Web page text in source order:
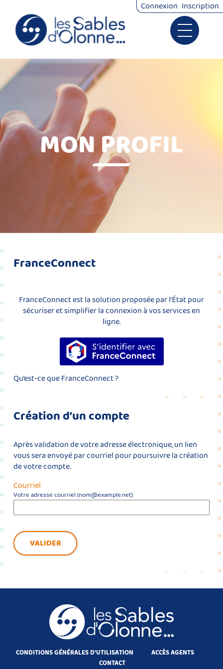
Ouvrir le
Démarches
Connexion Inscription
MON PROFIL
FranceConnect
FranceConnect est la solution proposée par l’État pour
sécuriser et simplifier la connexion à vos services en
ligne.
S’identifier avec FranceConnect
Qu’est-ce que FranceConnect ?
Création d’un compte
Après validation de votre adresse électronique, un lien
vous sera envoyé par courriel pour poursuivre la création
de votre compte.
Courriel
Votre adresse courriel (nom@example.net)
VALIDER
CONDITIONS GÉNÉRALES D'UTILISATION
ACCÈS AGENTS
CONTACT